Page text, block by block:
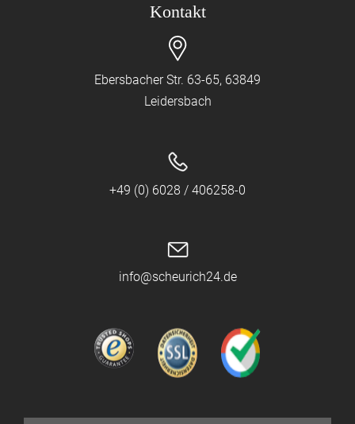
Kontakt
Ebersbacher Str. 63-65, 63849
Leidersbach
+49 (0) 6028 / 406258-0
info@scheurich24.de